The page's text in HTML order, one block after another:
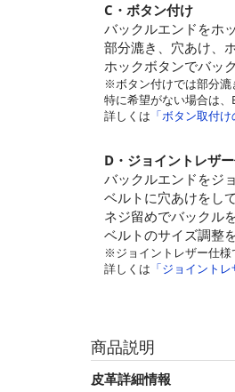
C・ボタン付け
バックルエンドをホ
部分漉き、穴あけ、
ホックボタンでバッ
※ボタン付けでは部分漉
特に希望がない場合は
詳しくは 「ボタン取付
D・ジョイントレザ
バックルエンドをジ
ベルトに穴あけをし
ネジ留めでバックル
ベルトのサイズ調整
※ジョイントレザー仕様
詳しくは 「ジョイント
商品説明
皮革詳細情報